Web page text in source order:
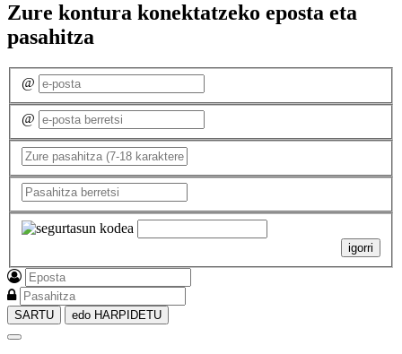
Zure kontura konektatzeko eposta eta
pasahitza
@
@
igorri
SARTU edo HARPIDETU